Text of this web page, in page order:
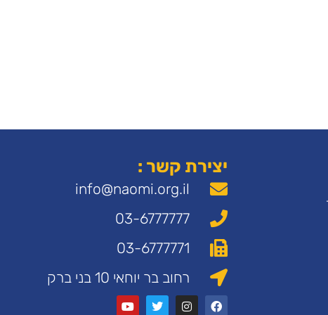
יצירת קשר :
info@naomi.org.il
03-6777777
03-6777771
רחוב בר יוחאי 10 בני ברק